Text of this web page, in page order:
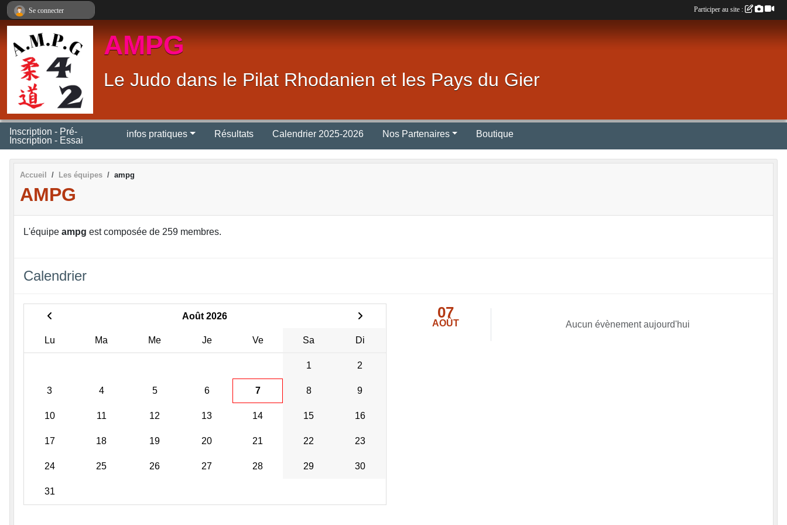
AMPG
Le Judo dans le Pilat Rhodanien et les Pays du Gier
Inscription - Pré-
Inscription - Essai
infos pratiques Résultats Calendrier 2025-2026 Nos Partenaires Boutique
Accueil Les équipes ampg
AMPG
L'équipe ampg est composée de 259 membres.
Calendrier
Août 2026
Lu Ma Me Je Ve Sa Di
1 2
3 4 5 6 7 8 9
10 11 12 13 14 15 16
17 18 19 20 21 22 23
24 25 26 27 28 29 30
31
07
AOÛT Aucun évènement aujourd'hui
Se connecter Participer au site :
Panneau de gestion des cookies